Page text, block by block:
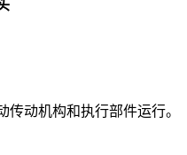
动机构和执行部件运行。